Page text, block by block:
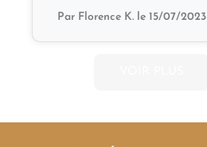
Par Florence K. le 15/07/2023